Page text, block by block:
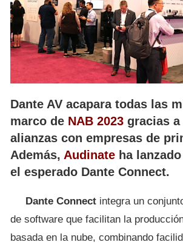
Dante AV acapara todas las
marco de NAB 2023 gracias
alianzas con empresas de
Además, Audinate ha
el esperado Dante Connect.
Dante Connect integra un
de software que facilitan la
basada en la nube, combinando